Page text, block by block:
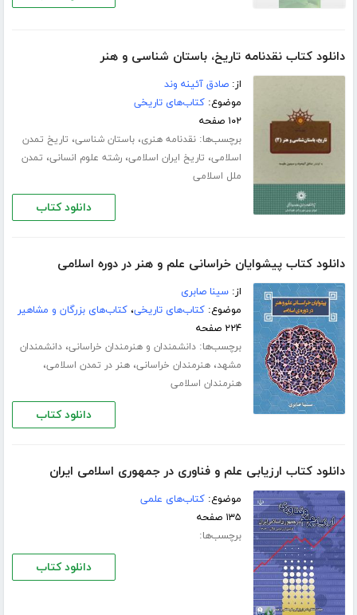
دانلود کتاب نقدنامه تاریخ، باستان شناسی و هنر
از:صادق آئینه وند
موضوع:کتاب‌های تاریخی
۱۰۲ صفحه
برچسب‌ها:نقدنامه هنری،باستان شناسی، تاریخ تمدن
اسلامی، تاریخ ایران اسلامی،رشته علوم انسانی، تمدن
ملل اسلامی
دانلود کتاب
دانلود کتاب پیشوایان خراسانی علم و هنر در دوره اسلامی
از:سینا صابری
موضوع:کتاب‌های تاریخی،کتاب‌های بزرگان و مشاهیر
۲۲۴ صفحه
برچسب‌ها:دانشمندان و هنرمندان خراسانی،دانشمندان
مشهد،هنرمندان خراسانی،هنر در تمدن اسلامی،
هنرمندان اسلامی
دانلود کتاب
دانلود کتاب ارزیابی علم و فناوری در جمهوری اسلامی ایران
موضوع:کتاب‌های علمی
۱۳۵ صفحه
برچسب‌ها:
دانلود کتاب